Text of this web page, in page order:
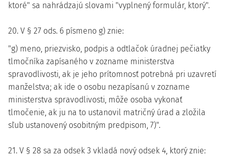
ktoré" sa nahrádzajú slovami "vyplnený formulár, ktorý".
20. V § 27 ods. 6 písmeno g) znie:
"g) meno, priezvisko, podpis a odtlačok úradnej pečiatky
tlmočníka zapísaného v zozname ministerstva
spravodlivosti, ak je jeho prítomnosť potrebná pri uzavretí
manželstva; ak ide o osobu nezapísanú v zozname
ministerstva spravodlivosti, môže osoba vykonať
tlmočenie, ak ju na to ustanovil matričný úrad a zložila
sľub ustanovený osobitným predpisom, 7)".
21. V § 28 sa za odsek 3 vkladá nový odsek 4, ktorý znie: